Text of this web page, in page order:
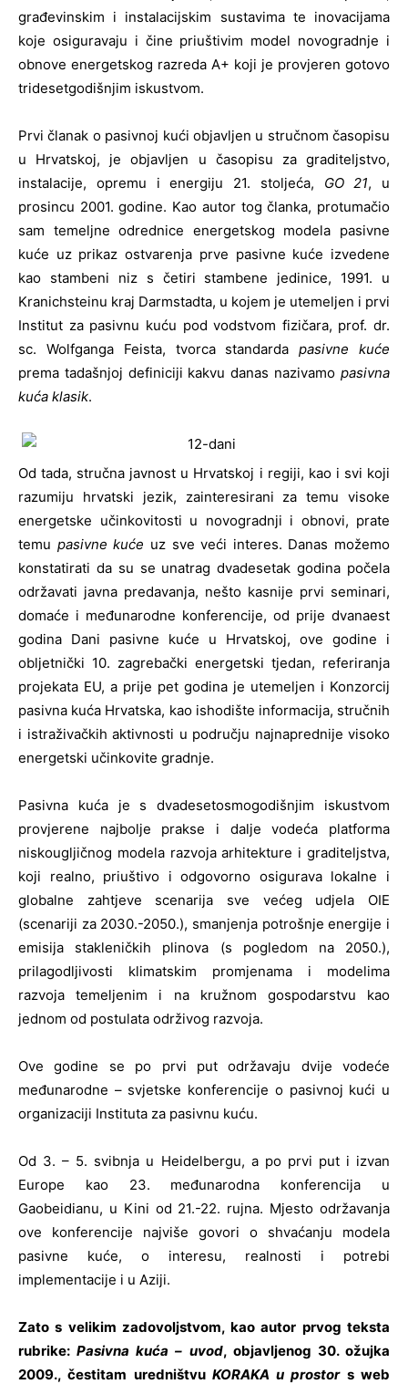
građevinskim i instalacijskim sustavima te inovacijama
koje osiguravaju i čine priuštivim model novogradnje i
obnove energetskog razreda A+ koji je provjeren gotovo
tridesetgodišnjim iskustvom.
Prvi članak o pasivnoj kući objavljen u stručnom časopisu
u Hrvatskoj, je objavljen u časopisu za graditeljstvo,
instalacije, opremu i energiju 21. stoljeća, GO 21, u
prosincu 2001. godine. Kao autor tog članka, protumačio
sam temeljne odrednice energetskog modela pasivne
kuće uz prikaz ostvarenja prve pasivne kuće izvedene
kao stambeni niz s četiri stambene jedinice, 1991. u
Kranichsteinu kraj Darmstadta, u kojem je utemeljen i prvi
Institut za pasivnu kuću pod vodstvom fizičara, prof. dr.
sc. Wolfganga Feista, tvorca standardapasivne kuće
prema tadašnjoj definiciji kakvu danas nazivamo pasivna
kuća klasik.
Od tada, stručna javnost u Hrvatskoj i regiji, kao i svi koji
razumiju hrvatski jezik, zainteresirani za temu visoke
energetske učinkovitosti u novogradnji i obnovi, prate
temu pasivne kuće uz sve veći interes. Danas možemo
konstatirati da su se unatrag dvadesetak godina počela
održavati javna predavanja, nešto kasnije prvi seminari,
domaće i međunarodne konferencije, od prije dvanaest
godina Dani pasivne kuće u Hrvatskoj, ove godine i
obljetnički 10. zagrebački energetski tjedan, referiranja
projekata EU, a prije pet godina je utemeljen i Konzorcij
pasivna kuća Hrvatska, kao ishodište informacija, stručnih
i istraživačkih aktivnosti u području najnaprednije visoko
energetski učinkovite gradnje.
Pasivna kuća je s dvadesetosmogodišnjim iskustvom
provjerene najbolje prakse i dalje vodeća platforma
niskougljičnog modela razvoja arhitekture i graditeljstva,
koji realno, priuštivo i odgovorno osigurava lokalne i
globalne zahtjeve scenarija sve većeg udjela OIE
(scenariji za 2030.-2050.), smanjenja potrošnje energije i
emisija stakleničkih plinova (s pogledom na 2050.),
prilagodljivosti klimatskim promjenama i modelima
razvoja temeljenim i na kružnom gospodarstvu kao
jednom od postulata održivog razvoja.
Ove godine se po prvi put održavaju dvije vodeće
međunarodne – svjetske konferencije o pasivnoj kući u
organizaciji Instituta za pasivnu kuću.
Od 3. – 5. svibnja u Heidelbergu, a po prvi put i izvan
Europe kao 23. međunarodna konferencija u
Gaobeidianu, u Kini od 21.-22. rujna. Mjesto održavanja
ove konferencije najviše govori o shvaćanju modela
pasivne kuće, o interesu, realnosti i potrebi
implementacije i u Aziji.
Zato s velikim zadovoljstvom, kao autor prvog teksta
rubrike:Pasivna kuća – uvod, objavljenog 30. ožujka
2009., čestitam uredništvu KORAKA u prostors web